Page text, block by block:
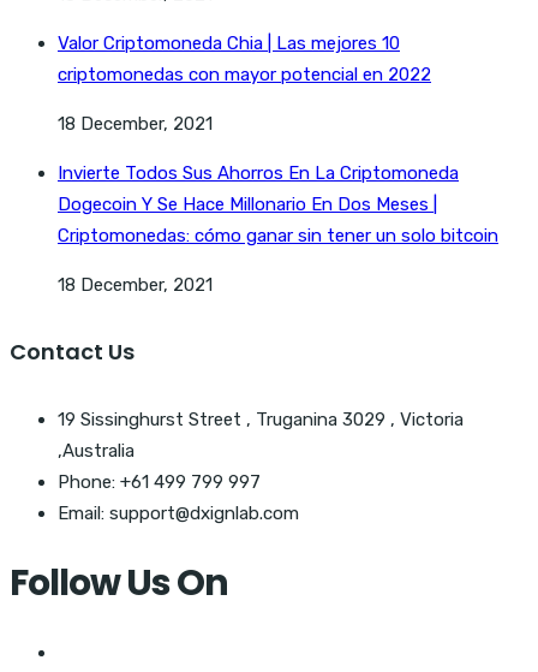
Valor Criptomoneda Chia | Las mejores 10
criptomonedas con mayor potencial en 2022
18 December, 2021
Invierte Todos Sus Ahorros En La Criptomoneda
Dogecoin Y Se Hace Millonario En Dos Meses |
Criptomonedas: cómo ganar sin tener un solo bitcoin
18 December, 2021
Contact Us
19 Sissinghurst Street , Truganina 3029 , Victoria
,Australia
Phone: +61 499 799 997
Email: support@dxignlab.com
Follow Us On